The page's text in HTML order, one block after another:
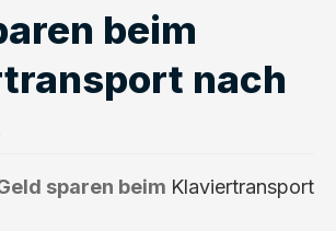
beim
nach
sparen beim Klaviertransport